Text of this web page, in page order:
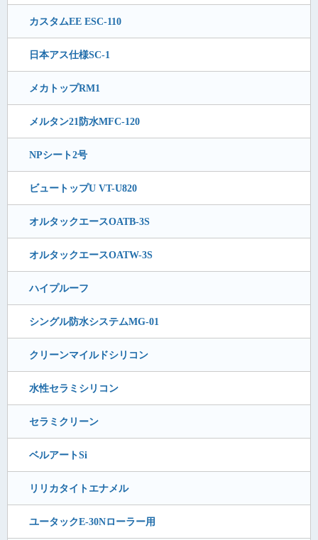
カスタムEE ESC-110
日本アス仕様SC-1
メカトップRM1
メルタン21防水MFC-120
NPシート2号
ビュートップU VT-U820
オルタックエースOATB-3S
オルタックエースOATW-3S
ハイプルーフ
シングル防水システムMG-01
クリーンマイルドシリコン
水性セラミシリコン
セラミクリーン
ベルアートSi
リリカタイトエナメル
ユータックE-30Nローラー用